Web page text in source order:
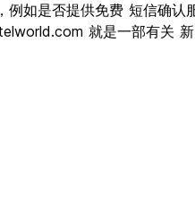
例如是否提供免费 短信确
就是一部有关